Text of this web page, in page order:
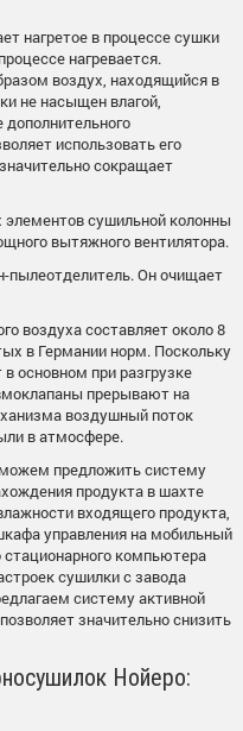
нагретое в процессе сушки
нагревается.
воздух, находящийся в
не насыщен влагой,
дополнительного
использовать его
сокращает
сушильной колонны
вытяжного вентилятора.
пылеотделитель. Он очищает
воздуха составляет около 8
в Германии норм. Поскольку
основном при разгрузке
прерывают на
воздушный поток
в атмосфере.
предложить систему
продукта в шахте
входящего продукта,
управления на мобильный
стационарного компьютера
сушилки с завода
систему активной
значительно снизить
Нойеро: